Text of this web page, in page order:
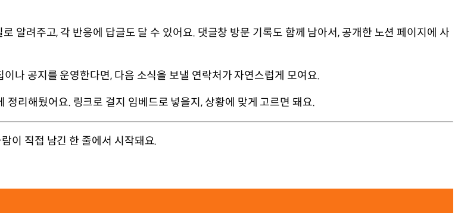
알려주고, 각 반응에 답글도 달 수 있어요. 댓글창 방문 기록도 함께 남아서, 공개한 노션 페이지에 사
나 공지를 운영한다면, 다음 소식을 보낼 연락처가 자연스럽게 모여요.
정리해뒀어요. 링크로 걸지 임베드로 넣을지, 상황에 맞게 고르면 돼요.
이 직접 남긴 한 줄에서 시작돼요.